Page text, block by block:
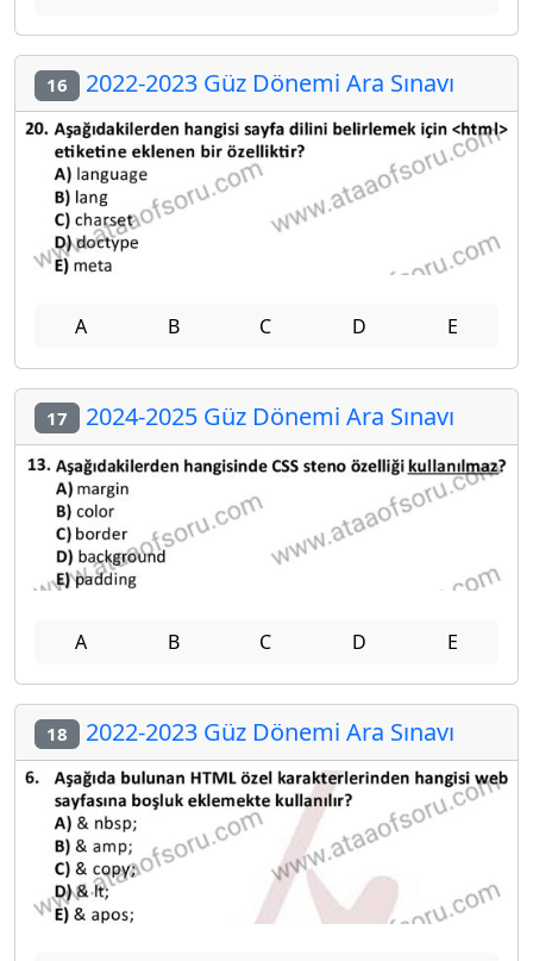
16 2022-2023 Güz Dönemi Ara Sınavı
A B C D E
17 2024-2025 Güz Dönemi Ara Sınavı
A B C D E
18 2022-2023 Güz Dönemi Ara Sınavı